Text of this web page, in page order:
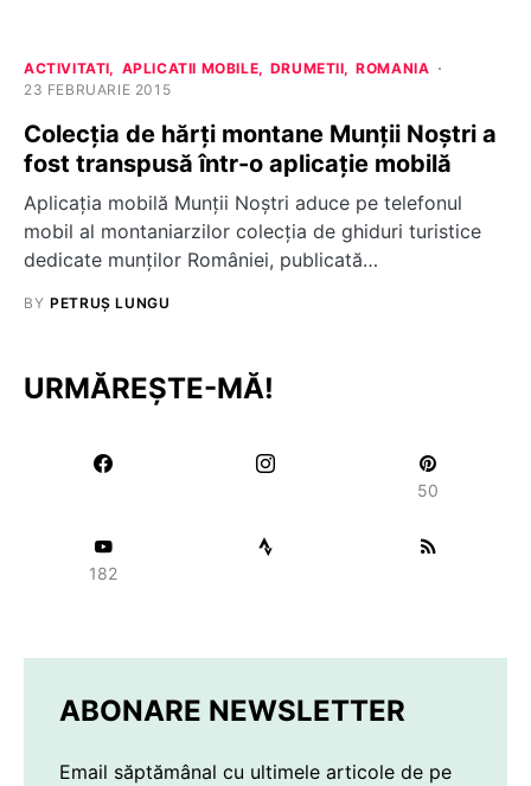
ACTIVITATI APLICATII MOBILE DRUMETII
ROMANIA
23 FEBRUARIE 2015
Colecția de hărți montane Munții Noștri a
fost transpusă într-o aplicație mobilă
Aplicația mobilă Munţii Noştri aduce pe telefonul
mobil al montaniarzilor colecţia de ghiduri turistice
dedicate munților României, publicată…
BY PETRUȘ LUNGU
URMĂREȘTE-MĂ!
50
182
ABONARE NEWSLETTER
Email săptămânal cu ultimele articole de pe